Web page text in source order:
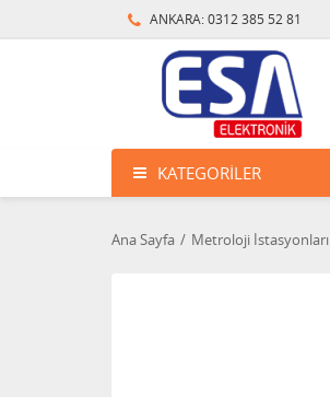
ANKARA: 0312 385 52 81
KATEGORILER
Ana Sayfa Metroloji İstasyonları